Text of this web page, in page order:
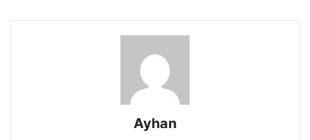
Ayhan